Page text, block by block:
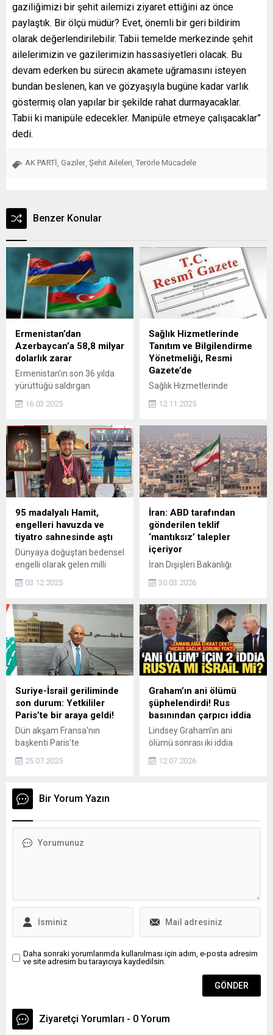
gaziliğimizi bir şehit ailemizi ziyaret ettiğini az önce
paylaştık. Bir ölçü müdür? Evet, önemli bir geri bildirim
olarak değerlendirilebilir. Tabii temelde merkezinde şehit
ailelerimizin ve gazilerimizin hassasiyetleri olacak. Bu
devam ederken bu sürecin akamete uğramasını isteyen
bundan beslenen, kan ve gözyaşıyla bugüne kadar varlık
göstermiş olan yapılar bir şekilde rahat durmayacaklar.
Tabii ki manipüle edecekler. Manipüle etmeye çalışacaklar”
dedi.
AK PARTİ Gaziler Şehit Aileleri Terörle Mücadele
Benzer Konular
Ermenistan’dan
Azerbaycan’a 58,8 milyar
dolarlık zarar
Ermenistan'ın son 36 yılda
yürüttüğü saldırgan
Azerbaycan'da sivil altyapı,
ekipman ve diğer alanlarda
toplam 100 milyar manatı
(58,8 milyar dolar) aşan
maddi zarar oluştu.
16.03.2025
Sağlık Hizmetlerinde
Tanıtım ve Bilgilendirme
Yönetmeliği, Resmi
Gazete’de
Sağlık Hizmetlerinde
Yönetmeliği, Resmi
12.11.2025
95 madalyalı Hamit,
engelleri havuzda ve
tiyatro sahnesinde aştı
Dünyaya doğuştan bedensel
engelli olarak gelen milli
protez firmasının önerisiyle
kariyerinde ulusal ve
uluslararası arenada 95
madalya kazandı. 2 yıl önce
Bedensel Engelliler Sanat
Eğitim Merkezi’nde
(BESEM) tiyatro
oyunculuğuna başlayan
Demir, çıktığı turnelerde
sergilediği oyunlarla
engellerini tiyatro
sahnesinde aştı.
03.12.2025
İran: ABD tarafından
gönderilen teklif
‘mantıksız’ talepler
içeriyor
İran Dışişleri Bakanlığı
tarafından gönderilen teklif
gerçekçi olmayan ve
mantıksız talepler içeriyor”
dedi.
30.03.2026
Suriye-İsrail geriliminde
son durum: Yetkililer
Paris’te bir araya geldi!
Dün akşam Fransa'nın
başkenti Paris'te
ve İsrailli yetkililer, yeni
2000'den bu yana ilk kez
Paris'te bir araya geldi.
25.07.2025
Graham’ın ani ölümü
şüphelendirdi! Rus
basınından çarpıcı iddia
Lindsey Graham'ın ani
ölümü sonrası iki iddia
oldu. Buna göre Türkiye'nin
12.07.2026
Bir Yorum Yazın
Daha sonraki yorumlarımda kullanılması için adım, e-posta adresim
ve site adresim bu tarayıcıya kaydedilsin.
Ziyaretçi Yorumları - 0 Yorum